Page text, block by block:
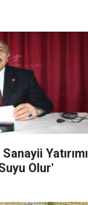
Yatırımı
Olur'